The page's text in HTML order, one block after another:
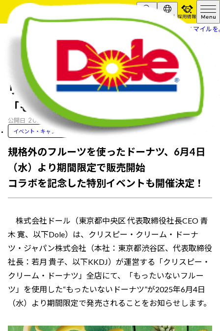
Search Global
採用情報
“フルーツでスマイル
“フルーツでスマイルを。”のDole ク
リスピー・クリーム・ドーナツに、
「もったいないドーナツ」登場
公開日 2025.05.21
イベント・キャンペーン
規格外のフルーツを使ったドーナツ、6月4日
（水）より期間限定で販売開始
コラボを記念した特別イベントも開催決定！
株式会社ドール（東京都中央区 代表取締役社長CEO 青
木 寛、以下Dole）は、クリスピー・クリーム・ドーナ
ツ・ジャパン株式会社（本社：東京都渋谷区、代表取締役
社長：若月 貴子、以下KKDJ）が運営する「クリスピー・
クリーム・ドーナツ」全店にて、「もったいないフルー
ツ」を使用した“もったいないドーナツ”が2025年6月4日
（水）より期間限定で発売されることをお知らせします。